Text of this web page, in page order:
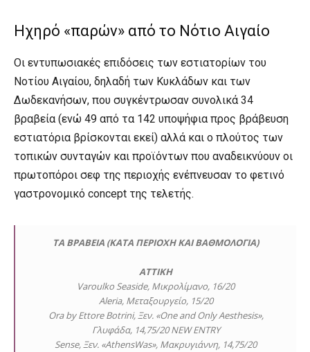
Ηχηρό «παρών» από το Νότιο Αιγαίο
Οι εντυπωσιακές επιδόσεις των εστιατορίων του
Νοτίου Αιγαίου, δηλαδή των Κυκλάδων και των
Δωδεκανήσων, που συγκέντρωσαν συνολικά 34
βραβεία (ενώ 49 από τα 142 υποψήφια προς βράβευση
εστιατόρια βρίσκονται εκεί) αλλά και ο πλούτος των
τοπικών συνταγών και προϊόντων που αναδεικνύουν οι
πρωτοπόροι σεφ της περιοχής ενέπνευσαν το φετινό
γαστρονομικό concept της τελετής.
ΤΑ ΒΡΑΒΕΙΑ (ΚΑΤΑ ΠΕΡΙΟΧΗ ΚΑΙ ΒΑΘΜΟΛΟΓΙΑ)
ΑΤΤΙΚΗ
Varoulko Seaside, Μικρολίμανο, 16/20
Aleria, Μεταξουργείο, 15/20
Ora by Ettore Botrini, Ξεν. «One and Only Aesthesis»,
Γλυφάδα, 14,75/20 ΝEW ENTRY
Sense, Ξεν. «AthensWas», Μακρυγιάννη, 14,75/20